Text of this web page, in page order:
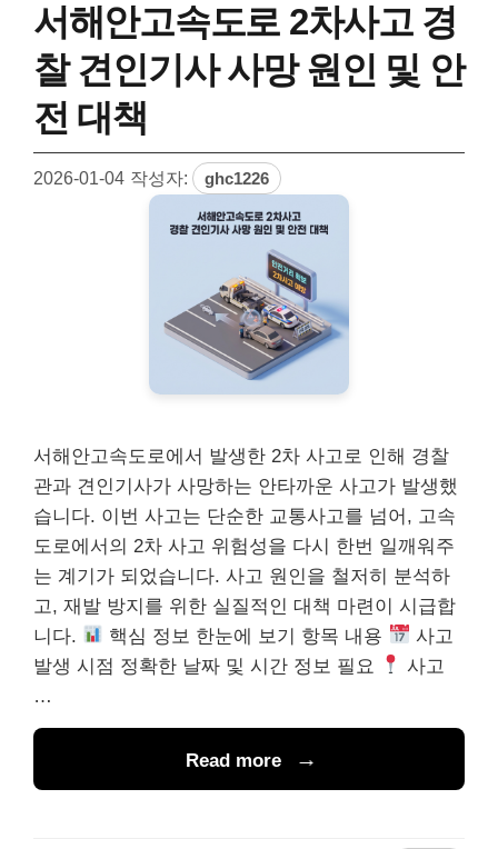
서해안고속도로 2차사고 경
찰 견인기사 사망 원인 및 안
전 대책
2026-01-04 작성자: ghc1226
서해안고속도로에서 발생한 2차 사고로 인해 경찰
관과 견인기사가 사망하는 안타까운 사고가 발생했
습니다. 이번 사고는 단순한 교통사고를 넘어, 고속
도로에서의 2차 사고 위험성을 다시 한번 일깨워주
는 계기가 되었습니다. 사고 원인을 철저히 분석하
고, 재발 방지를 위한 실질적인 대책 마련이 시급합
니다.
핵심 정보 한눈에 보기 항목 내용
사고
발생 시점 정확한 날짜 및 시간 정보 필요
사고
…
Read more